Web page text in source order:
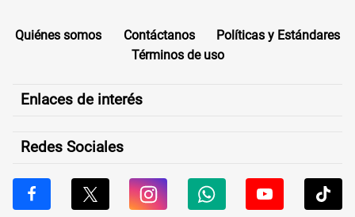
Quiénes somos Contáctanos
Políticas y Estándares
Términos de uso
Enlaces de interés
Redes Sociales